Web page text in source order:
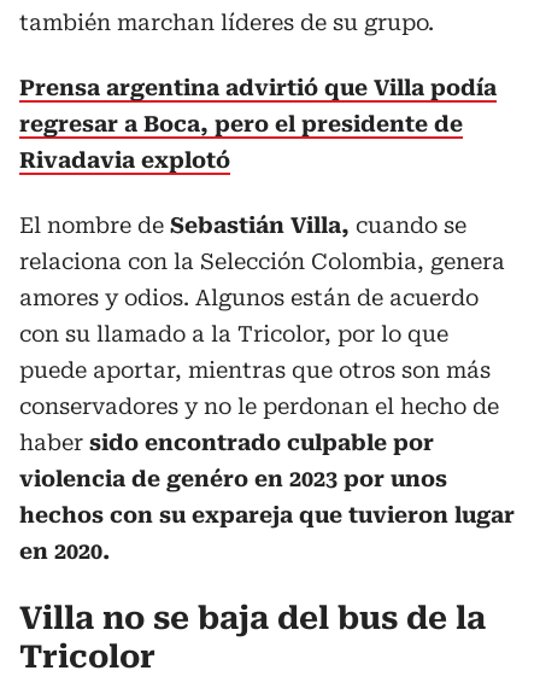
también marchan líderes de su grupo.
Prensa argentina advirtió que Villa podía
regresar a Boca, pero el presidente de
Rivadavia explotó
El nombre de Sebastián Villa, cuando se
relaciona con la Selección Colombia, genera
amores y odios. Algunos están de acuerdo
con su llamado a la Tricolor, por lo que
puede aportar, mientras que otros son más
conservadores y no le perdonan el hecho de
haber sido encontrado culpable por
violencia de genéro en 2023 por unos
hechos con su expareja que tuvieron lugar
en 2020.
Villa no se baja del bus de la
Tricolor